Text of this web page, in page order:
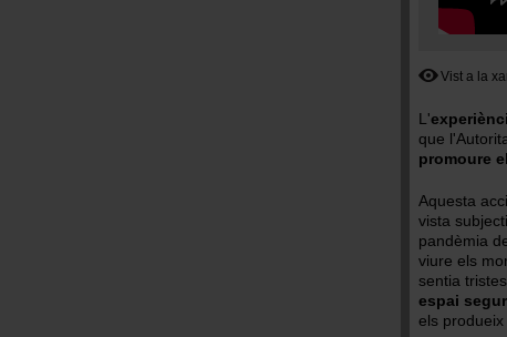
Vist a la
L'
que
promoure
Aquesta
vista
pandèmia
viure els
sentia
espai segur
els